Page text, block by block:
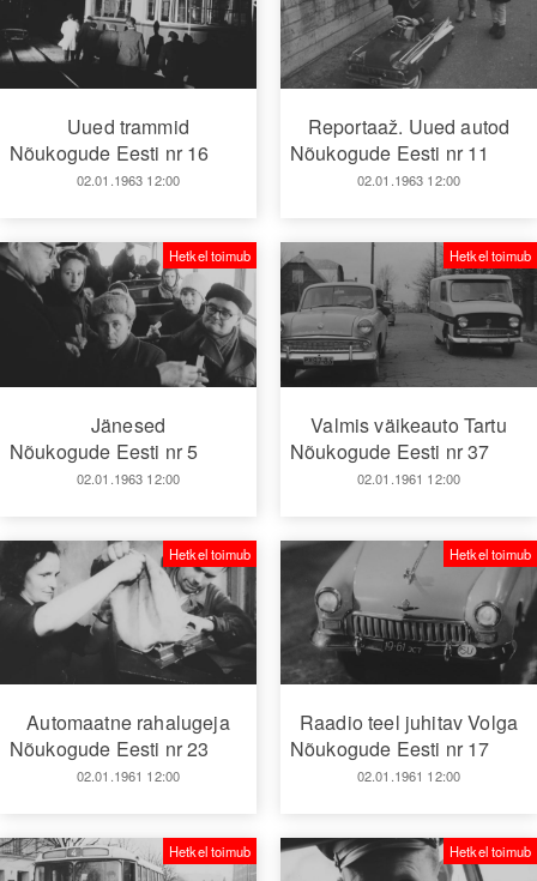
Uued trammid
Nõukogude Eesti nr 16
02.01.1963 12:00
Reportaaž. Uued autod
Nõukogude Eesti nr 11
02.01.1963 12:00
Jänesed
Nõukogude Eesti nr 5
02.01.1963 12:00
Hetkel toimub
Valmis väikeauto Tartu
Nõukogude Eesti nr 37
02.01.1961 12:00
Hetkel toimub
Automaatne rahalugeja
Nõukogude Eesti nr 23
02.01.1961 12:00
Hetkel toimub
Raadio teel juhitav Volga
Nõukogude Eesti nr 17
02.01.1961 12:00
Hetkel toimub
Hetkel toimub Hetkel toimub